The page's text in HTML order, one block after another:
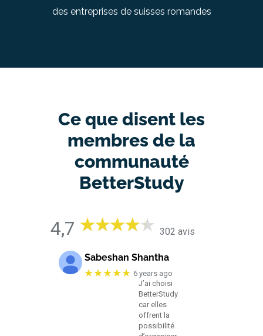
des entreprises de suisses romandes
Ce que disent les
membres de la
communauté
BetterStudy
4,7 302 avis
Sabeshan Shantha
★★★★★ 6 years ago
J’ai choisi
BetterStudy
car elles
offrent la
possibilité